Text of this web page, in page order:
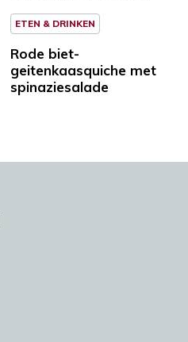
ETEN & DRINKEN
Rode biet-
geitenkaasquiche met
spinaziesalade